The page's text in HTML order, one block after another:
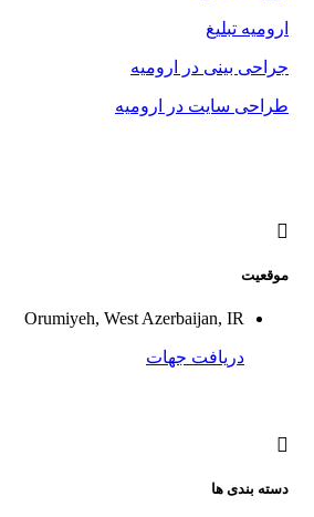
ارومیه تبلیغ
جراحی بینی در ارومیه
طراحی سایت در ارومیه
موقعیت
Orumiyeh, West Azerbaijan, IR
دریافت جهات
دسته بندی ها